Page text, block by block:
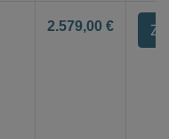
2.579,00 €